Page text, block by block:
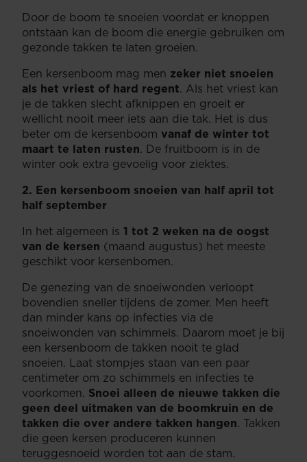
Door de boom te snoeien voordat er knoppen
ontstaan kan de boom die energie gebruiken om
gezonde takken te laten groeien.
Een kersenboom mag men zeker niet snoeien
als het vriest of hard regent. Als het vriest kan
je de takken slecht afknippen en groeit er
wellicht nooit meer iets aan die tak. Het is dus
beter om de kersenboom vanaf de winter tot
maart te laten rusten. De fruitboom is in de
winter ook extra gevoelig voor ziektes.
2. Een kersenboom snoeien van half april tot
half september
In het algemeen is 1 tot 2 weken na de oogst
van de kersen (maand augustus) het meeste
geschikt voor kersenbomen.
De genezing van de snoeiwonden verloopt
bovendien sneller tijdens de zomer. Men heeft
dan minder kans op infecties via de
snoeiwonden van schimmels. Daarom moet je bij
een kersenboom de takken nooit te glad
snoeien. Laat stompjes staan van een paar
centimeter om zo schimmels en infecties te
voorkomen. Snoei alleen de nieuwe takken die
geen deel uitmaken van de boomkruin en de
takken die over andere takken hangen. Takken
die geen kersen produceren kunnen
teruggesnoeid worden tot aan de stam.